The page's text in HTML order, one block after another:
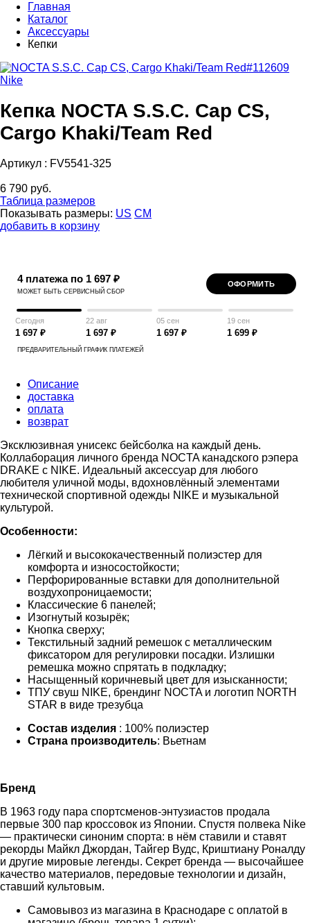
Главная
Каталог
Аксессуары
Кепки
Nike
Кепка NOCTA S.S.C. Cap CS,
Cargo Khaki/Team Red
Артикул : FV5541-325
6 790 руб.
Таблица размеров
Показывать размеры: US CM
добавить в корзину
4 платежа по 1 697 ₽
МОЖЕТ БЫТЬ СЕРВИСНЫЙ СБОР
ОФОРМИТЬ
Сегодня
1 697 ₽
22 авг
1 697 ₽
05 сен
1 697 ₽
19 сен
1 699 ₽
ПРЕДВАРИТЕЛЬНЫЙ ГРАФИК ПЛАТЕЖЕЙ
Описание
доставка
оплата
возврат
Эксклюзивная унисекс бейсболка на каждый день.
Коллаборация личного бренда NOCTA канадского рэпера
DRAKE с NIKE. Идеальный аксессуар для любого
любителя уличной моды, вдохновлённый элементами
технической спортивной одежды NIKE и музыкальной
культурой.
Особенности:
Лёгкий и высококачественный полиэстер для
комфорта и износостойкости;
Перфорированные вставки для дополнительной
воздухопроницаемости;
Классические 6 панелей;
Изогнутый козырёк;
Кнопка сверху;
Текстильный задний ремешок с металлическим
фиксатором для регулировки посадки. Излишки
ремешка можно спрятать в подкладку;
Насыщенный коричневый цвет для изысканности;
ТПУ свуш NIKE, брендинг NOCTA и логотип NORTH
STAR в виде трезубца
Состав изделия : 100% полиэстер
Страна производитель: Вьетнам
Бренд
В 1963 году пара спортсменов-энтузиастов продала
первые 300 пар кроссовок из Японии. Спустя полвека Nike
— практически синоним спорта: в нём ставили и ставят
рекорды Майкл Джордан, Тайгер Вудс, Криштиану Роналду
и другие мировые легенды. Секрет бренда — высочайшее
качество материалов, передовые технологии и дизайн,
ставший культовым.
Самовывоз из магазина в Краснодаре с оплатой в